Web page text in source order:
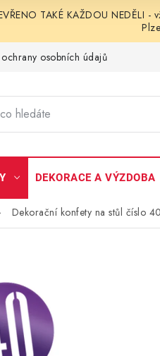
TAKÉ KAŽDOU NEDĚLI
osobních údajů
DEKORACE A VÝZDOBA
Dekorační konfety na stůl číslo